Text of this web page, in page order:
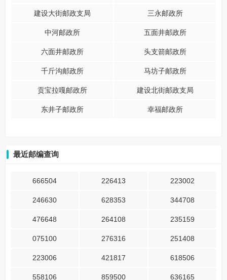
建设大街邮政支局 三永邮政所
中河邮政所 五面井邮政所
六面井邮政所 头支箭邮政所
千斤沟邮政所 马坊子邮政所
贡宝拉嘎邮政所 建设北街邮政支局
东井子邮政所 幸福邮政所
最近邮编查询
666504 226413 223002
246630 628353 344708
476648 264108 235159
075100 276316 251408
223006 421817 618506
558106 859500 636165